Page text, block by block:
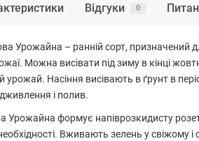
Відгуки 0
Урожайна – ранній сорт, призначений
Можна висівати під зиму в кінці
урожай. Насіння висівають в ґрунт в
і полив.
Урожайна формує напіврозкидисту
Вживають зелень у свіжому